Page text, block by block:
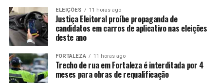
ELEIÇÕES 11 horas ago
Justiça Eleitoral proíbe propaganda de
candidatos em carros de aplicativo nas eleições
deste ano
FORTALEZA 11 horas ago
Trecho de rua em Fortaleza é interditada por 4
meses para obras de requalificação